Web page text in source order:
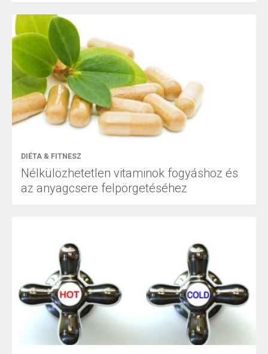
DIÉTA & FITNESZ
Nélkülözhetetlen vitaminok fogyáshoz és
az anyagcsere felpörgetéséhez